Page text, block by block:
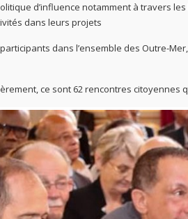
d’influence notamment à travers
dans leurs projets
dans l’ensemble des Outre-
ce sont 62 rencontres citoyennes